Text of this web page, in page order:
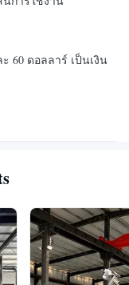
60 ดอลลาร์ เป็นเงิน